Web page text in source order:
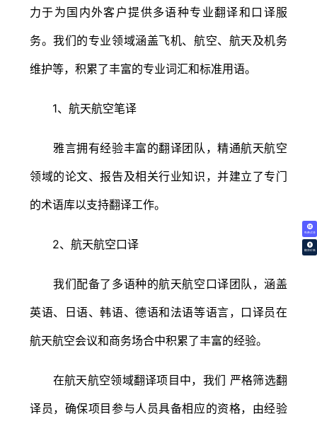
免费试译
翻译价格
力于为国内外客户提供多语种专业翻译和口译服
务。我们的专业领域涵盖飞机、航空、航天及机务
维护等，积累了丰富的专业词汇和标准用语。
1、航天航空笔译
雅言拥有经验丰富的翻译团队，精通航天航空
领域的论文、报告及相关行业知识，并建立了专门
的术语库以支持翻译工作。
2、航天航空口译
我们配备了多语种的航天航空口译团队，涵盖
英语、日语、韩语、德语和法语等语言，口译员在
航天航空会议和商务场合中积累了丰富的经验。
在航天航空领域翻译项目中，我们 严格筛选翻
译员，确保项目参与人员具备相应的资格，由经验